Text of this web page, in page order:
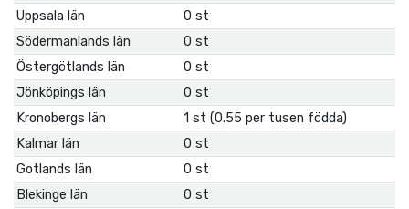
Uppsala län
0 st
Södermanlands län
0 st
Östergötlands län
0 st
Jönköpings län
0 st
Kronobergs län
1 st (0.55 per tusen födda)
Kalmar län
0 st
Gotlands län
0 st
Blekinge län
0 st